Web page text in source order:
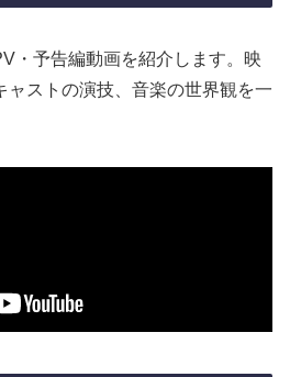
・予告編動画を紹介します。映
ャストの演技、音楽の世界観を一